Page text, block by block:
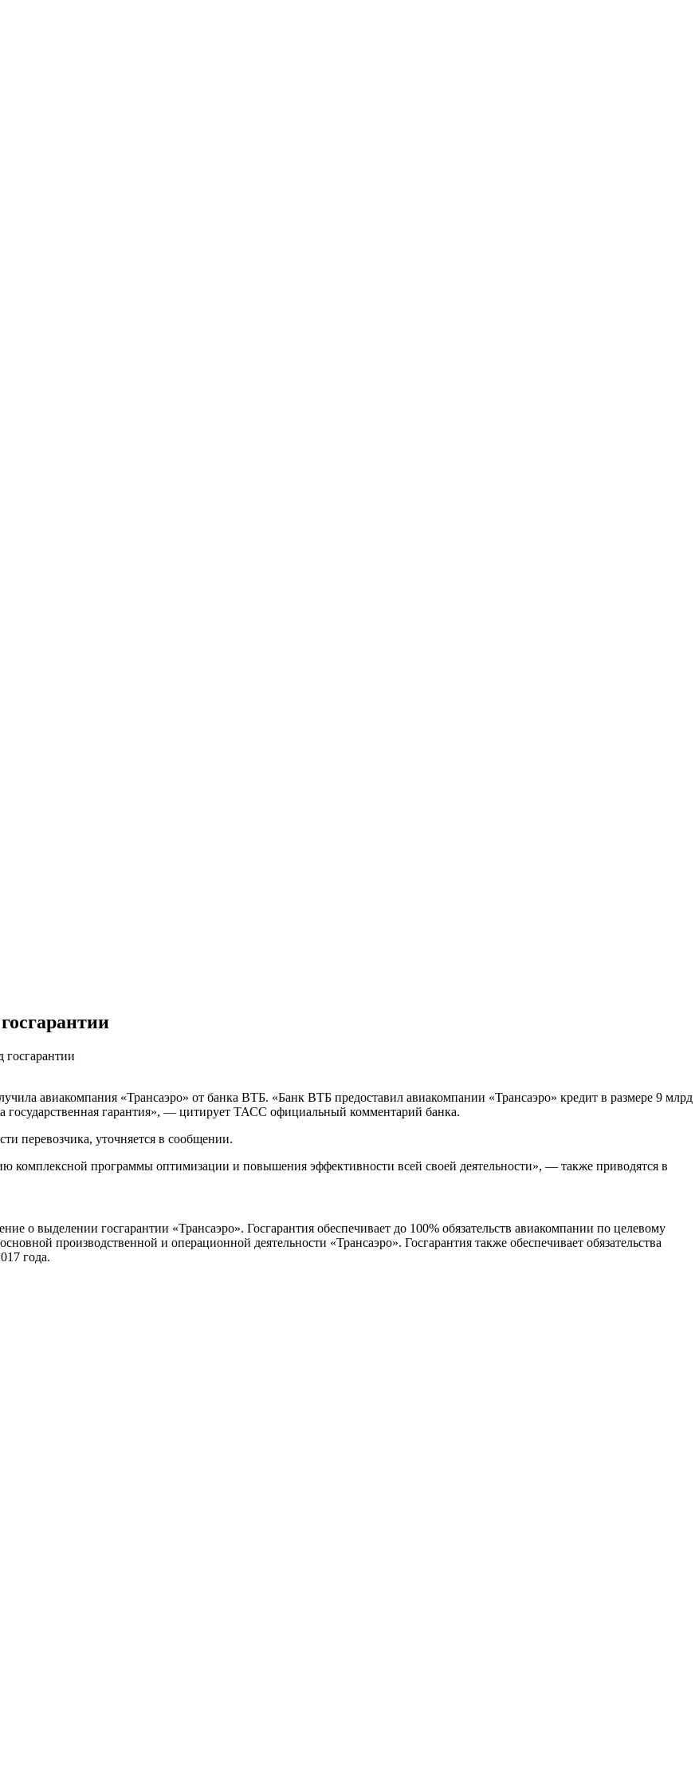
госгарантии
авиакомпания «Трансаэро» от банка ВТБ. «Банк ВТБ предоставил авиакомпании «Трансаэро» кредит в размере 9 млрд
государственная гарантия», — цитирует ТАСС официальный комментарий банка.
перевозчика, уточняется в сообщении.
программы оптимизации и повышения эффективности всей своей деятельности», — также приводятся в
о выделении госгарантии «Трансаэро». Госгарантия обеспечивает до 100% обязательств авиакомпании по целевому
производственной и операционной деятельности «Трансаэро». Госгарантия также обеспечивает обязательства
года.